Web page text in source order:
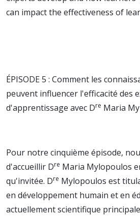
can impact the effectiveness of
ÉPISODE 5 : Comment les
peuvent influencer l'efficacité des
d'apprentissage avec Dre Maria
Pour notre cinquième épisode,
d'accueillir Dre Maria Mylopoulos
qu'invitée. Dre Mylopoulos est
en développement humain et en
actuellement scientifique